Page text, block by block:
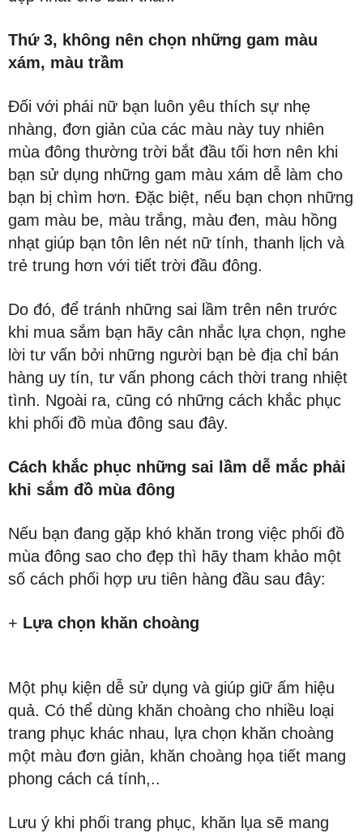
Thứ 3, không nên chọn những gam màu
xám, màu trầm
Đối với phái nữ bạn luôn yêu thích sự nhẹ
nhàng, đơn giản của các màu này tuy nhiên
mùa đông thường trời bắt đầu tối hơn nên khi
bạn sử dụng những gam màu xám dễ làm cho
bạn bị chìm hơn. Đặc biệt, nếu bạn chọn những
gam màu be, màu trắng, màu đen, màu hồng
nhạt giúp bạn tôn lên nét nữ tính, thanh lịch và
trẻ trung hơn với tiết trời đầu đông.
Do đó, để tránh những sai lầm trên nên trước
khi mua sắm bạn hãy cân nhắc lựa chọn, nghe
lời tư vấn bởi những người bạn bè địa chỉ bán
hàng uy tín, tư vấn phong cách thời trang nhiệt
tình. Ngoài ra, cũng có những cách khắc phục
khi phối đồ mùa đông sau đây.
Cách khắc phục những sai lầm dễ mắc phải
khi sắm đồ mùa đông
Nếu bạn đang gặp khó khăn trong việc phối đồ
mùa đông sao cho đẹp thì hãy tham khảo một
số cách phối hợp ưu tiên hàng đầu sau đây:
+ Lựa chọn khăn choàng
Một phụ kiện dễ sử dụng và giúp giữ ấm hiệu
quả. Có thể dùng khăn choàng cho nhiều loại
trang phục khác nhau, lựa chọn khăn choàng
một màu đơn giản, khăn choàng họa tiết mang
phong cách cá tính,..
Lưu ý khi phối trang phục, khăn lụa sẽ mang